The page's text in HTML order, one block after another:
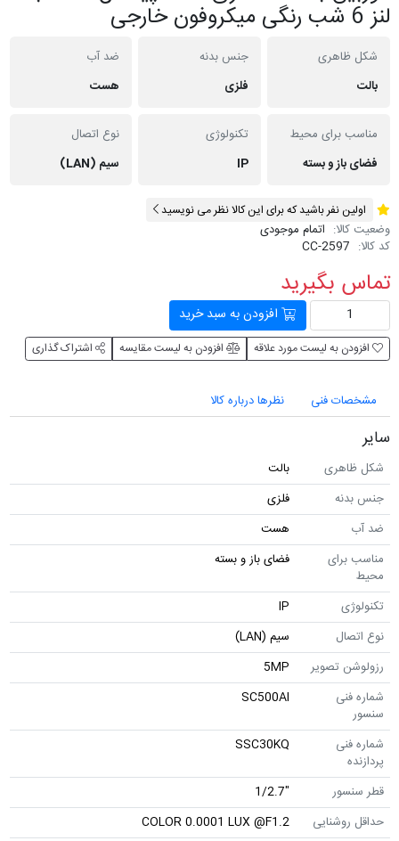
لنز 6 شب رنگی میکروفون خارجی
شکل ظاهری
بالت
جنس بدنه
فلزی
ضد آب
هست
مناسب برای محیط
فضای باز و بسته
تکنولوژی
IP
نوع اتصال
سیم (LAN)
اولین نفر باشید که برای این کالا نظر می نویسید
وضعیت کالا: اتمام موجودی
کد کالا: CC-2597
تماس بگیرید
افزودن به سبد خرید
افزودن به لیست مورد علاقه افزودن به لیست مقایسه اشتراک گذاری
مشخصات فنی نظرها درباره کالا
سایر
شکل ظاهری
بالت
جنس بدنه
فلزی
ضد آب
هست
مناسب برای
محیط
فضای باز و بسته
تکنولوژی
IP
نوع اتصال
سیم (LAN)
رزولوشن تصویر
5MP
شماره فنی
سنسور
SC500AI
شماره فنی
پردازنده
SSC30KQ
قطر سنسور
"1/2.7
حداقل روشنایی
COLOR 0.0001 LUX @F1.2